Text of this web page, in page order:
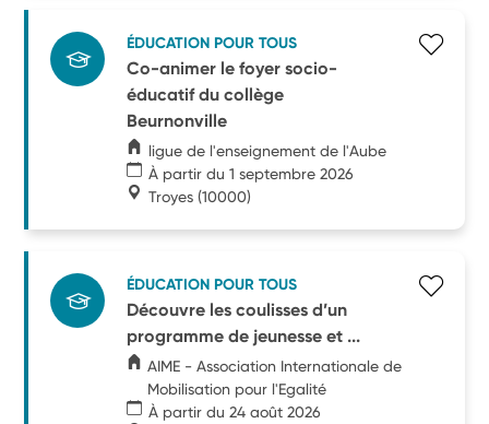
ÉDUCATION POUR TOUS
Co-animer le foyer socio-
éducatif du collège
Beurnonville
ligue de l'enseignement de l'Aube
À partir du 1 septembre 2026
Troyes (10000)
ÉDUCATION POUR TOUS
Découvre les coulisses d’un
programme de jeunesse et ...
AIME - Association Internationale de
Mobilisation pour l'Egalité
À partir du 24 août 2026